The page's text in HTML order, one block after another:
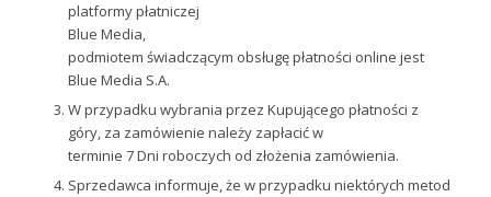
platformy płatniczej
Blue Media,
podmiotem świadczącym obsługę płatności online jest
Blue Media S.A.
W przypadku wybrania przez Kupującego płatności z
góry, za zamówienie należy zapłacić w
terminie 7 Dni roboczych od złożenia zamówienia.
Sprzedawca informuje, że w przypadku niektórych metod